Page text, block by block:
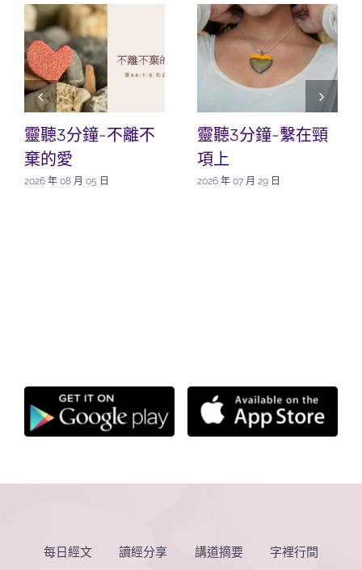
靈聽3分鐘-不離不
棄的愛
2026 年 08 月 05 日
靈聽3分鐘-繫在頸
項上
2026 年 07 月 29 日
每日經文 讀經分享 講道摘要
字裡行間